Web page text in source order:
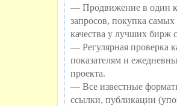
— Продвижение в один
запросов, покупка
качества у лучших бирж
— Регулярная проверка
показателям и
проекта.
— Все известные
ссылки, публикации